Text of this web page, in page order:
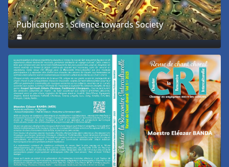
Publications : Science towards Society